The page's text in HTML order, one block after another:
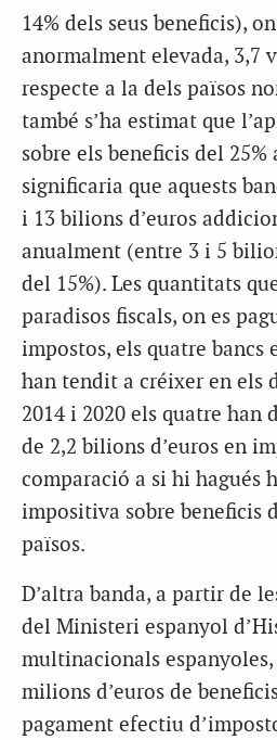
14% dels seus beneficis),
anormalment elevada, 3,7
respecte a la dels països
també s’ha estimat que
sobre els beneficis del 25%
significaria que aquests
i 13 bilions d’euros
anualment (entre 3 i 5
del 15%). Les quantitats
paradisos fiscals, on es
impostos, els quatre bancs
han tendit a créixer en els
2014 i 2020 els quatre han
de 2,2 bilions d’euros en
comparació a si hi hagués
impositiva sobre beneficis
països.
D’altra banda, a partir de
del Ministeri espanyol
multinacionals espanyoles,
milions d’euros de
pagament efectiu